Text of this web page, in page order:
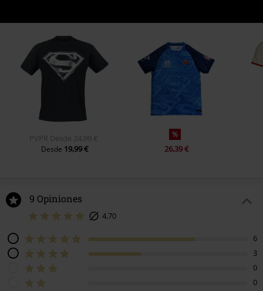
PVPR Desde 24,99 €
Desde 19,99 €
%
26,39 €
9 Opiniones
4,70
6
3
0
0